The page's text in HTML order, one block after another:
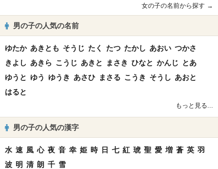
女の子の名前から探す →
男の子の人気の名前
ゆたか あきとも そうじ たく たつ たかし あおい つかさ
きよし あきら こうじ あきと まさき ひなと かんじ とあ
ゆうと ゆう ゆうき あさひ まさる こうき そうし あおと
はると
もっと見る...
男の子の人気の漢字
水 速 風 心 夜 音 幸 姫 時 日 七 紅 琥 聖 愛 増 蒼 英 羽
波 明 清 朗 千 雪